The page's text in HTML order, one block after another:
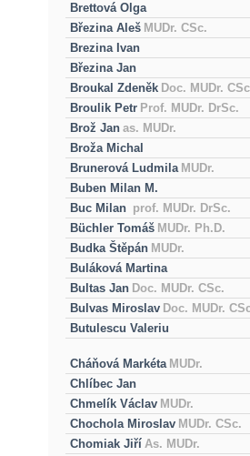
Brettová Olga
Březina Aleš MUDr. CSc.
Brezina Ivan
Březina Jan
Broukal Zdeněk Doc. MUDr.
Broulik Petr Prof. MUDr. DrSc.
Brož Jan as. MUDr.
Broža Michal
Brunerová Ludmila MUDr.
Buben Milan M.
Buc Milan prof. MUDr. DrSc.
Büchler Tomáš MUDr. Ph.D.
Budka Štěpán MUDr.
Buláková Martina
Bultas Jan Doc. MUDr. CSc.
Bulvas Miroslav Doc. MUDr.
Butulescu Valeriu
Cháňová Markéta MUDr.
Chlíbec Jan
Chmelík Václav MUDr.
Chochola Miroslav MUDr. CSc.
Chomiak Jiří As. MUDr.